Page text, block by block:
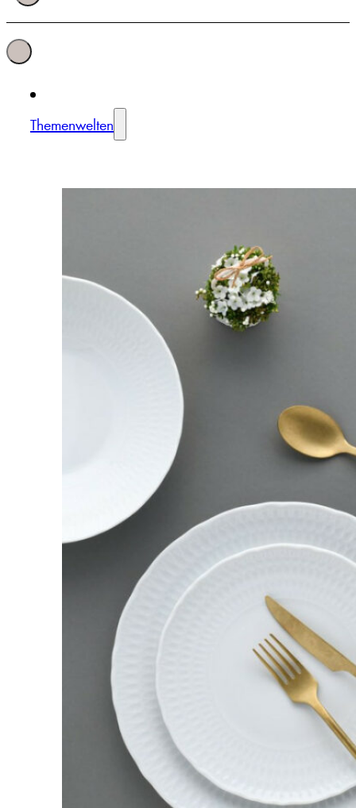
Themenwelten